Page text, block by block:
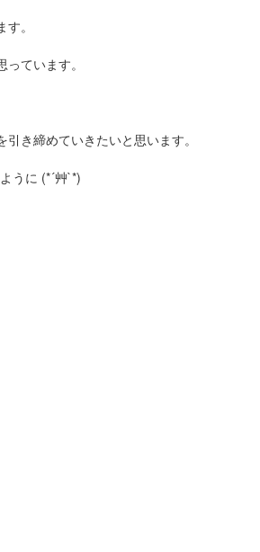
。
ています。
き締めていきたいと思います。
うに (*´艸`*)